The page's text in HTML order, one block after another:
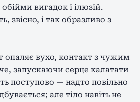
вигадок і ілюзій.
звісно, і так образливо з
опаляє вухо, контакт з чужим
запускаючи серце калатати
поступово — надто повільно
але тіло навіть не